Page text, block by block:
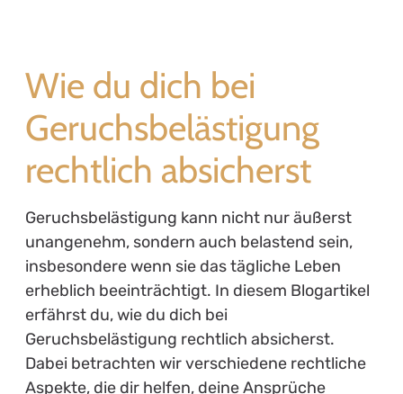
Wie du dich bei
Geruchsbelästigung
rechtlich absicherst
Geruchsbelästigung kann nicht nur äußerst
unangenehm, sondern auch belastend sein,
insbesondere wenn sie das tägliche Leben
erheblich beeinträchtigt. In diesem Blogartikel
erfährst du, wie du dich bei
Geruchsbelästigung rechtlich absicherst.
Dabei betrachten wir verschiedene rechtliche
Aspekte, die dir helfen, deine Ansprüche